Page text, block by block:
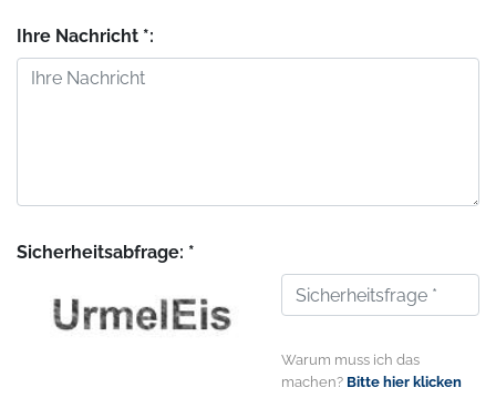
Ihre Nachricht *:
Sicherheitsabfrage: *
Warum muss ich das
machen? Bitte hier klicken